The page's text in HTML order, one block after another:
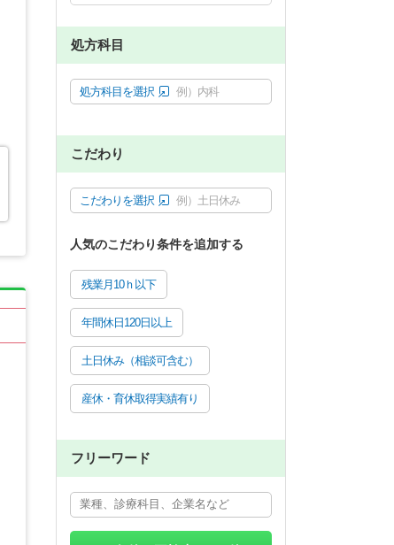
処方科目
処方科目を選択 例）内科
こだわり
こだわりを選択 例）土日休み
人気のこだわり条件を追加する
残業月10ｈ以下
年間休日120日以上
土日休み（相談可含む）
産休・育休取得実績有り
フリーワード